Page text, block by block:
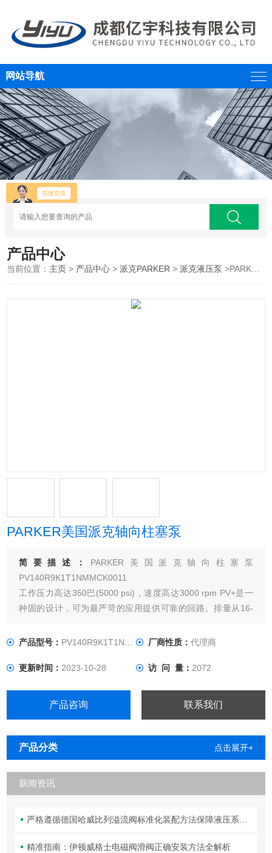
网站导航
产品中心
当前位置： 主页 > 产品中心 >派克PARKER >派克液压泵 >PARKER美国派克轴向柱塞泵
PARKER美国派克轴向柱塞泵
简要描述： PARKER美国派克轴向柱塞泵
PV140R9K1T1NMMCK0011
工作压力高达350巴(5000 psi)，速度高达3000 rpm PV+是一
种固的设计，可为最严苛的应用提供可靠的回路。排量从16-
PVplus是我们的重型柱塞泵系列，适用于苛刻的工业应用。它
产品型号： PV140R9K1T1NMMCK0011 厂商性质： 代理商
更新时间：2023-10-28 访 问 量： 2072
产品咨询 联系我们
产品分类 点击展开+
新闻资讯
严格遵循德国哈威比列溢流阀标准化装配方法保障液压系统压力调控精准可靠
精准指南：伊顿威格士电磁阀滑阀正确安装方法全解析